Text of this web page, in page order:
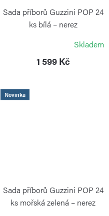
Sada příborů Guzzini POP 24
ks bílá – nerez
Skladem
1 599 Kč
Novinka
Sada příborů Guzzini POP 24
ks mořská zelená – nerez